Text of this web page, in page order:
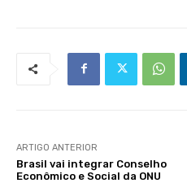
ARTIGO ANTERIOR
Brasil vai integrar Conselho
Econômico e Social da ONU